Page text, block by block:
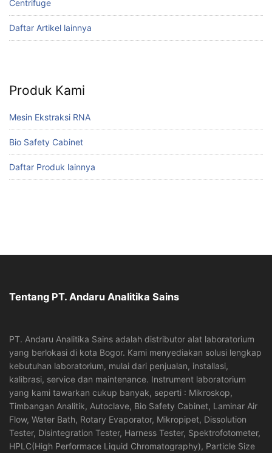
Centrifuge
Daftar Artikel lainnya
Produk Kami
Mesin Ekstraksi RNA
Bio Safety Cabinet
Daftar Produk lainnya
Tentang PT. Andaru Analitika Sains
PT. Andaru Analitika Sains adalah distributor alat laboratorium
yang berlokasi di kota Bogor. Kami menyediakan solusi lengkap
kebutuhan laboratorium, mulai dari penjualan, installasi,
kalibrasi, service dan maintenance. Instrument laboratorium
yang kami tawarkan cukup banyak, seperti : Mikroskop,
Timbangan Analitik, Autoclave, Bio Safety Cabinet, Laminar Air
Flow, Water Bath, Rotary Evaporator, Mikropipet, Dissolution
Tester, Disintegration Tester, Harness Tester, Spektrofotometer,
HPLC(High Performace Liquid Chromatography), Particle Size